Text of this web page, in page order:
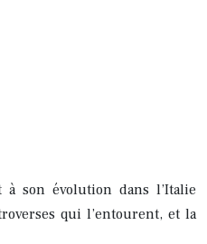
son évolution dans l’Italie
qui l’entourent, et la